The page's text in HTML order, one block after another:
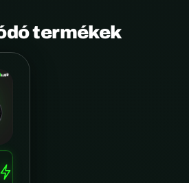
termékek